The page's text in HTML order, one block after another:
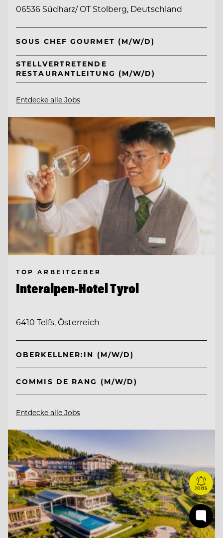
06536 Südharz/ OT Stolberg, Deutschland
SOUS CHEF GOURMET (M/W/D)
STELLVERTRETENDE
RESTAURANTLEITUNG (M/W/D)
Entdecke alle Jobs
TOP ARBEITGEBER
Interalpen-Hotel Tyrol
6410 Telfs, Österreich
OBERKELLNER:IN (M/W/D)
COMMIS DE RANG (M/W/D)
Entdecke alle Jobs
JOBS